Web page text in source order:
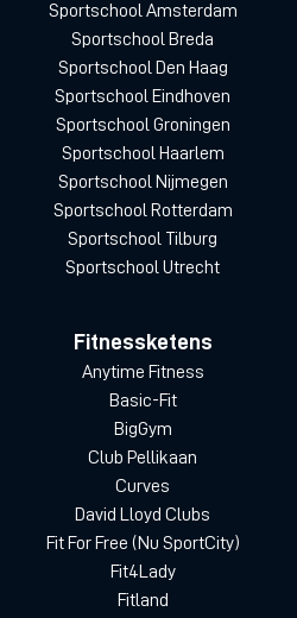
Sportschool Amsterdam
Sportschool Breda
Sportschool Den Haag
Sportschool Eindhoven
Sportschool Groningen
Sportschool Haarlem
Sportschool Nijmegen
Sportschool Rotterdam
Sportschool Tilburg
Sportschool Utrecht
Fitnessketens
Anytime Fitness
Basic-Fit
BigGym
Club Pellikaan
Curves
David Lloyd Clubs
Fit For Free (Nu SportCity)
Fit4Lady
Fitland